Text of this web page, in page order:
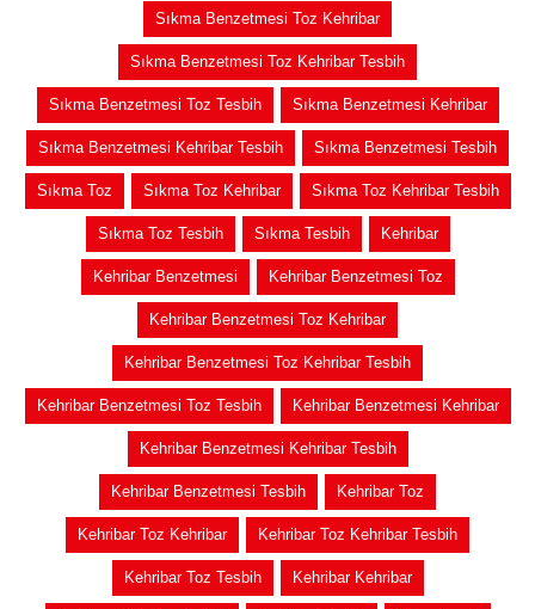
Sıkma Benzetmesi Toz Kehribar
Sıkma Benzetmesi Toz Kehribar Tesbih
Sıkma Benzetmesi Toz Tesbih Sıkma Benzetmesi Kehribar
Sıkma Benzetmesi Kehribar Tesbih Sıkma Benzetmesi Tesbih
Sıkma Toz Sıkma Toz Kehribar Sıkma Toz Kehribar Tesbih
Sıkma Toz Tesbih Sıkma Tesbih Kehribar
Kehribar Benzetmesi Kehribar Benzetmesi Toz
Kehribar Benzetmesi Toz Kehribar
Kehribar Benzetmesi Toz Kehribar Tesbih
Kehribar Benzetmesi Toz Tesbih Kehribar Benzetmesi Kehribar
Kehribar Benzetmesi Kehribar Tesbih
Kehribar Benzetmesi Tesbih Kehribar Toz
Kehribar Toz Kehribar Kehribar Toz Kehribar Tesbih
Kehribar Toz Tesbih Kehribar Kehribar